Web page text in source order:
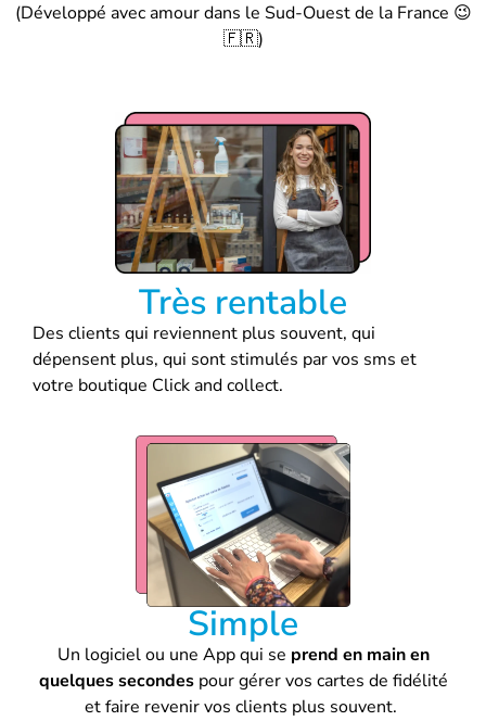
(Développé avec amour dans le Sud-Ouest de la France 😉
🇫🇷)
Très rentable
Des clients qui reviennent plus souvent, qui
dépensent plus, qui sont stimulés par vos sms et
votre boutique Click and collect.
Simple
Un logiciel ou une App qui se prend en main en
quelques secondespour gérer vos cartes de fidélité
et faire revenir vos clients plus souvent.